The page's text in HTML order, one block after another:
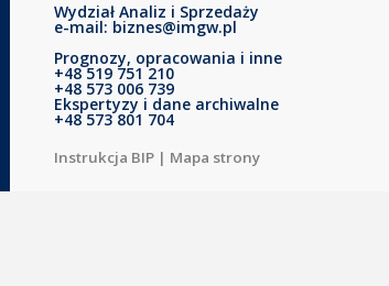
Wydział Analiz i Sprzedaży
e-mail: biznes@imgw.pl
Prognozy, opracowania i inne
+48 519 751 210
+48 573 006 739
Ekspertyzy i dane archiwalne
+48 573 801 704
Instrukcja BIP | Mapa strony